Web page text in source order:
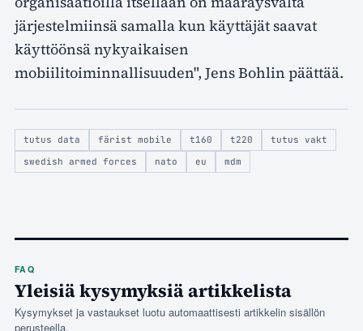
järjestelmiinsä samalla kun käyttäjät saavat
käyttöönsä nykyaikaisen
mobiilitoiminnallisuuden", Jens Bohlin päättää.
tutus data färist mobile t160 t220
tutus vakt
swedish armed forces
nato eu mdm
FAQ
Yleisiä kysymyksiä artikkelista
Kysymykset ja vastaukset luotu automaattisesti artikkelin sisällön
perusteella.